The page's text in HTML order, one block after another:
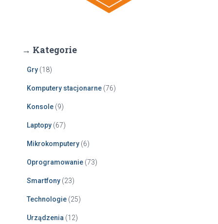
→ Kategorie
Gry (18)
Komputery stacjonarne (76)
Konsole (9)
Laptopy (67)
Mikrokomputery (6)
Oprogramowanie (73)
Smartfony (23)
Technologie (25)
Urządzenia (12)